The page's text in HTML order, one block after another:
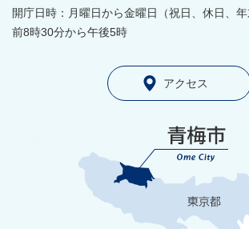
開庁日時：月曜日から金曜日（祝日、休日、
前8時30分から午後5時
アクセス